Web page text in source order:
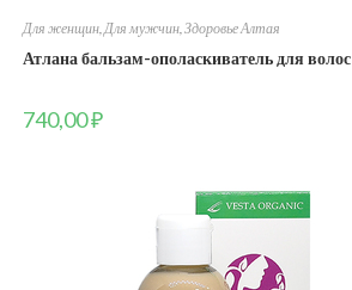
Для женщин, Для мужчин, Здоровье Алтая
Атлана бальзам-ополаскиватель для волос
740,00₽